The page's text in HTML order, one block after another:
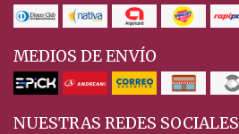
MEDIOS DE ENVÍO
NUESTRAS REDES SOCIALES